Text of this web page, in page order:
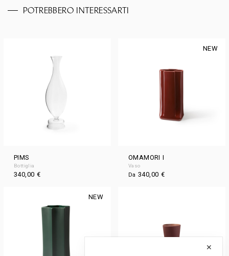
POTREBBERO INTERESSARTI
PIMS
Bottiglia
340,00 €
NEW
OMAMORI I
Vaso
Da340,00 €
NEW
✕